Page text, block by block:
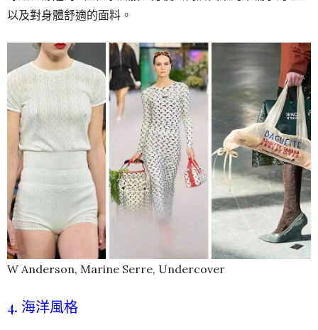
以及對身體舒適的面料。
W Anderson, Marine Serre, Undercover
4. 海洋風格